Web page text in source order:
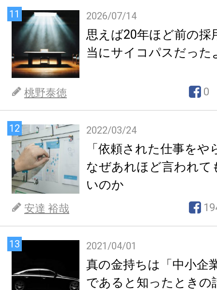
11 2026/07/14
思えば20年ほど前の採
当にサイコパスだった
桃野泰徳 0
12 2022/03/24
「依頼された仕事を
なぜあれほど言われて
いのか
安達 裕哉
13 2021/04/01
真の金持ちは「中小企
であると知ったときの